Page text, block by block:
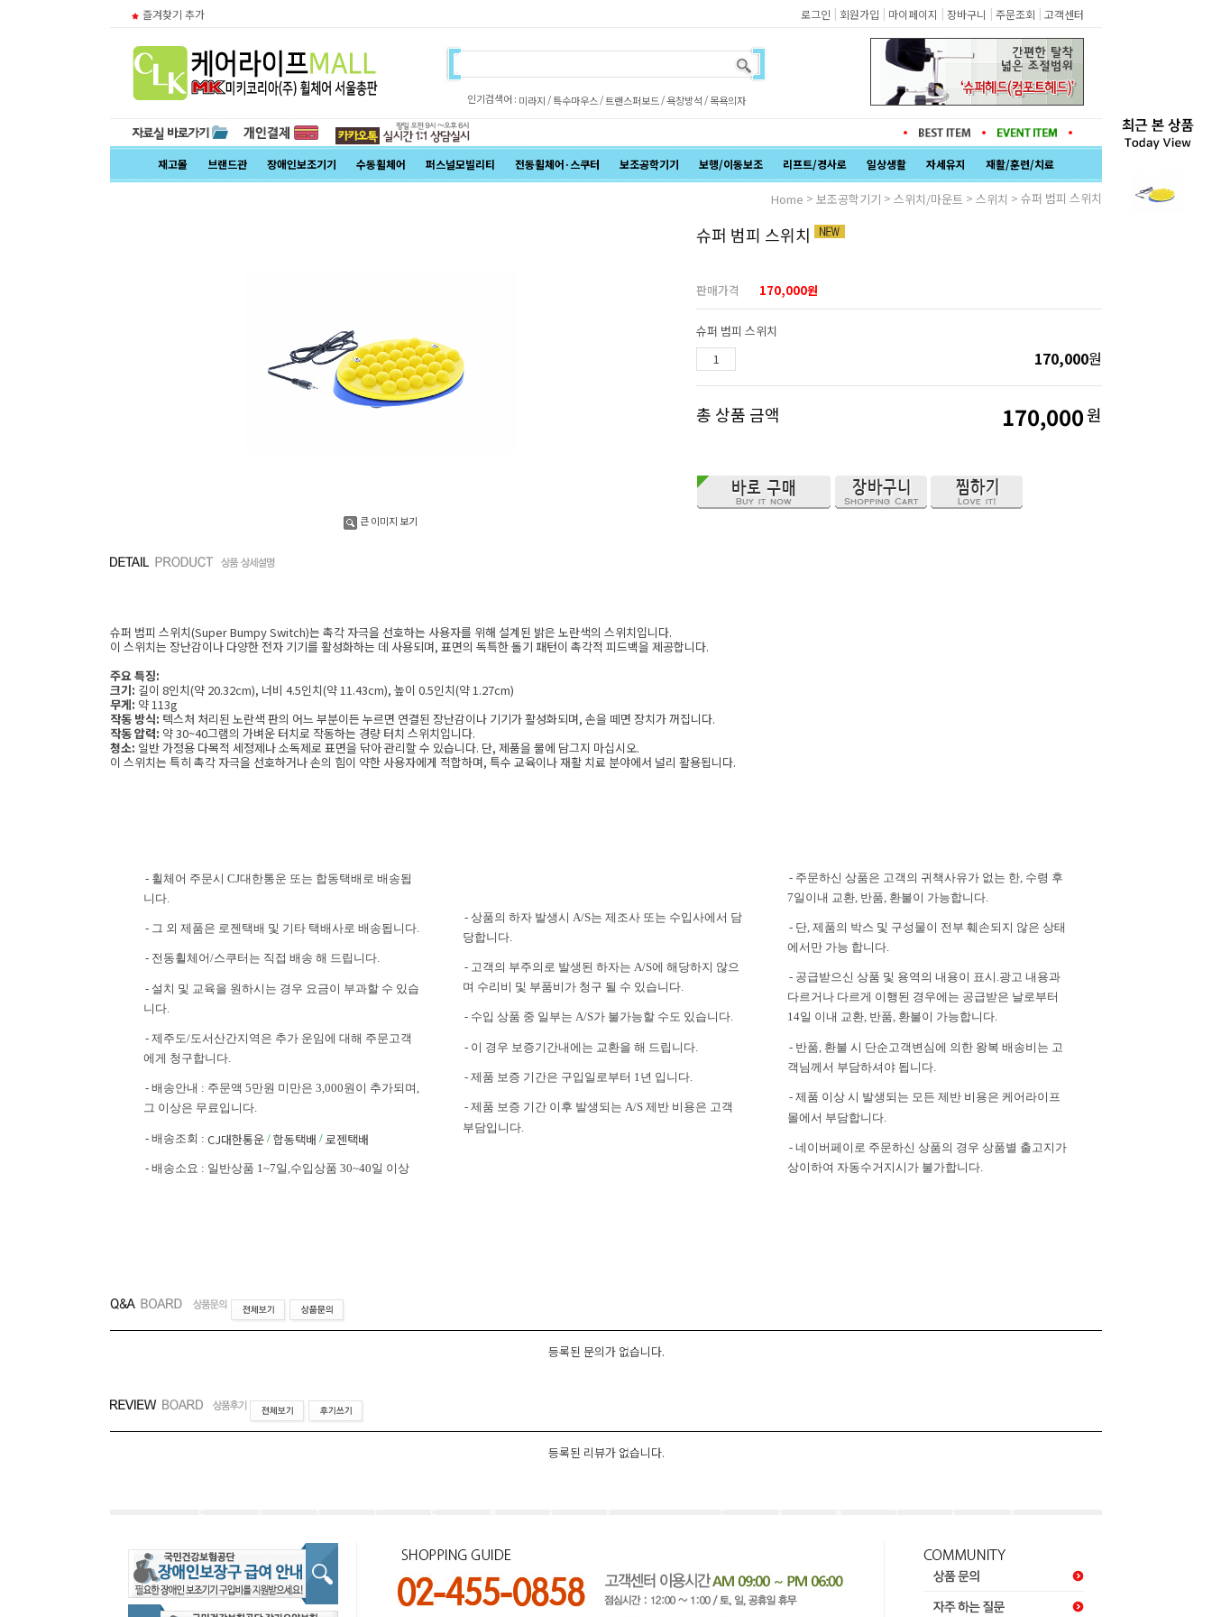
즐겨찾기 추가 로그인 | 회원가입 | 마이페이지 | 장바구니 | 주문조회 | 고객센터
인기검색어 : 미라지 /특수마우스/트랜스퍼보드 /욕창방석 /목욕의자
재고몰 브랜드관 장애인보조기기 수동휠체어 퍼스널모빌리티 전동휠체어·스쿠터 보조공학기기 보행/이동보조 리프트/경사로 일상생활 자세유지 재활/훈련/치료
Home > 보조공학기기 > 스위치/마운트 > 스위치 > 슈퍼 범피 스위치
큰 이미지 보기
슈퍼 범피 스위치
판매가격 170,000원
슈퍼 범피 스위치
170,000원
총 상품 금액 170,000원
슈퍼 범피 스위치(Super Bumpy Switch)는 촉각 자극을 선호하는 사용자를 위해 설계된 밝은 노란색의 스위치입니다.
이 스위치는 장난감이나 다양한 전자 기기를 활성화하는 데 사용되며, 표면의 독특한 돌기 패턴이 촉각적 피드백을 제공합니다.
주요 특징:
크기: 길이 8인치(약 20.32cm), 너비 4.5인치(약 11.43cm), 높이 0.5인치(약 1.27cm)
무게: 약 113g
작동 방식: 텍스처 처리된 노란색 판의 어느 부분이든 누르면 연결된 장난감이나 기기가 활성화되며, 손을 떼면 장치가 꺼집니다.
작동 압력: 약 30~40그램의 가벼운 터치로 작동하는 경량 터치 스위치입니다.
청소: 일반 가정용 다목적 세정제나 소독제로 표면을 닦아 관리할 수 있습니다. 단, 제품을 물에 담그지 마십시오.
이 스위치는 특히 촉각 자극을 선호하거나 손의 힘이 약한 사용자에게 적합하며, 특수 교육이나 재활 치료 분야에서 널리 활용됩니다.
- 휠체어 주문시 CJ대한통운 또는 합동택배로 배송됩
니다.
- 그 외 제품은 로젠택배 및 기타 택배사로 배송됩니다.
- 전동휠체어/스쿠터는 직접 배송 해 드립니다.
- 설치 및 교육을 원하시는 경우 요금이 부과할 수 있습
니다.
- 제주도/도서산간지역은 추가 운임에 대해 주문고객
에게 청구합니다.
- 배송안내 : 주문액 5만원 미만은 3,000원이 추가되며,
그 이상은 무료입니다.
- 배송조회 : CJ대한통운 / 합동택배 / 로젠택배
- 배송소요 : 일반상품 1~7일,수입상품 30~40일 이상
- 상품의 하자 발생시 A/S는 제조사 또는 수입사에서 담
당합니다.
- 고객의 부주의로 발생된 하자는 A/S에 해당하지 않으
며 수리비 및 부품비가 청구 될 수 있습니다.
- 수입 상품 중 일부는 A/S가 불가능할 수도 있습니다.
- 이 경우 보증기간내에는 교환을 해 드립니다.
- 제품 보증 기간은 구입일로부터 1년 입니다.
- 제품 보증 기간 이후 발생되는 A/S 제반 비용은 고객
부담입니다.
- 주문하신 상품은 고객의 귀책사유가 없는 한, 수령 후
7일이내 교환, 반품, 환불이 가능합니다.
- 단, 제품의 박스 및 구성물이 전부 훼손되지 않은 상태
에서만 가능 합니다.
- 공급받으신 상품 및 용역의 내용이 표시.광고 내용과
다르거나 다르게 이행된 경우에는 공급받은 날로부터
14일 이내 교환, 반품, 환불이 가능합니다.
- 반품, 환불 시 단순고객변심에 의한 왕복 배송비는 고
객님께서 부담하셔야 됩니다.
- 제품 이상 시 발생되는 모든 제반 비용은 케어라이프
몰에서 부담합니다.
- 네이버페이로 주문하신 상품의 경우 상품별 출고지가
상이하여 자동수거지시가 불가합니다.
등록된 문의가 없습니다.
등록된 리뷰가 없습니다.